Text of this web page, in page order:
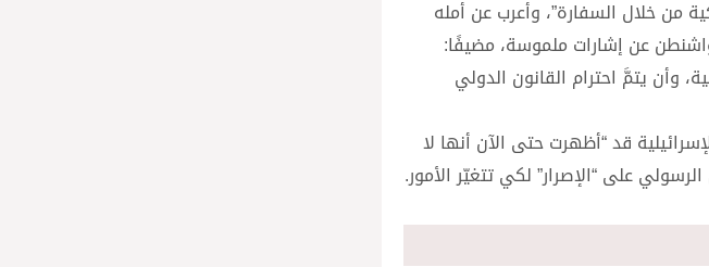
من خلال السفارة”، وأعرب عن أمله
عن إشارات ملموسة، مضيفًا:
وأن يتمَّ احترام القانون الدولي
قد “أظهرت حتى الآن أنها لا
على “الإصرار” لكي تتغيّر الأمور.